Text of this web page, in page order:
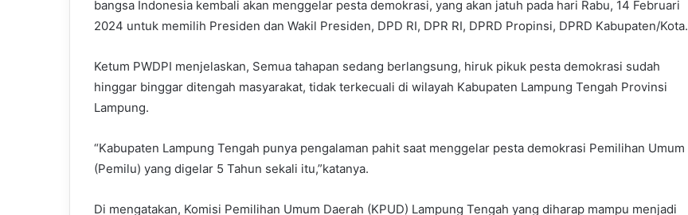
bangsa Indonesia kembali akan menggelar pesta demokrasi, yang akan jatuh pada hari Rabu, 14 Februari
2024 untuk memilih Presiden dan Wakil Presiden, DPD RI, DPR RI, DPRD Propinsi, DPRD Kabupaten/Kota.
Ketum PWDPI menjelaskan, Semua tahapan sedang berlangsung, hiruk pikuk pesta demokrasi sudah
hinggar binggar ditengah masyarakat, tidak terkecuali di wilayah Kabupaten Lampung Tengah Provinsi
Lampung.
“Kabupaten Lampung Tengah punya pengalaman pahit saat menggelar pesta demokrasi Pemilihan Umum
(Pemilu) yang digelar 5 Tahun sekali itu,”katanya.
Di mengatakan, Komisi Pemilihan Umum Daerah (KPUD) Lampung Tengah yang diharap mampu menjadi